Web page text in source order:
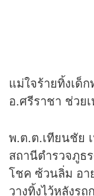
แม่ใจร้ายทิ้งเด็
อ.ศรีราชา ช่วย
พ.ต.ต.เทียนชัย
สถานีตำรวจภูธ
โชค ซ้วนลิ่ม อา
วางทิ้งไว้หลังร